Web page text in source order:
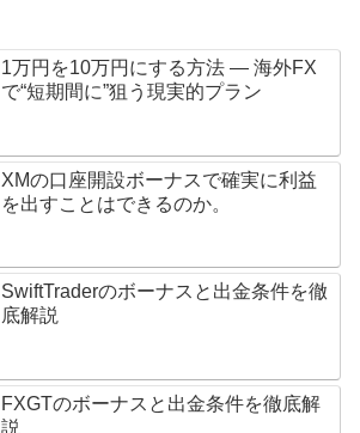
1万円を10万円にする方法 — 海外FX
で“短期間に”狙う現実的プラン
XMの口座開設ボーナスで確実に利益
を出すことはできるのか。
SwiftTraderのボーナスと出金条件を徹
底解説
FXGTのボーナスと出金条件を徹底解
説